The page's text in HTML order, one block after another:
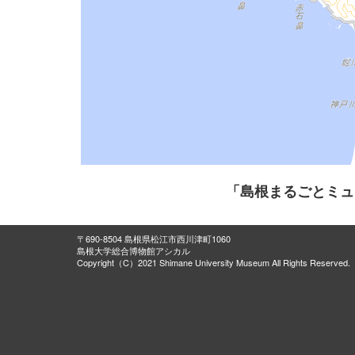
「島根まるごとミ
〒690-8504 島根県松江市西川津町1060
島根大学総合博物館アシカル
Copyright（C）2021 Shimane University Museum All Rights Reserved.